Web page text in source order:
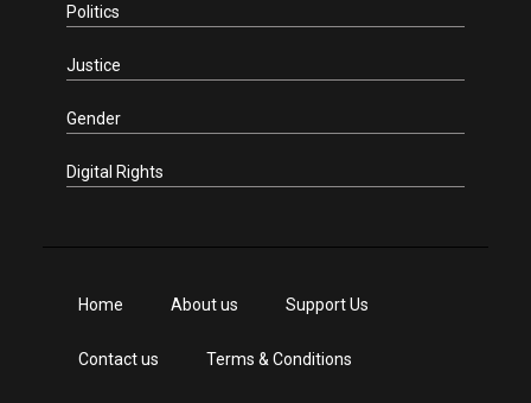
Politics
Justice
Gender
Digital Rights
Home About us Support Us
Contact us Terms & Conditions